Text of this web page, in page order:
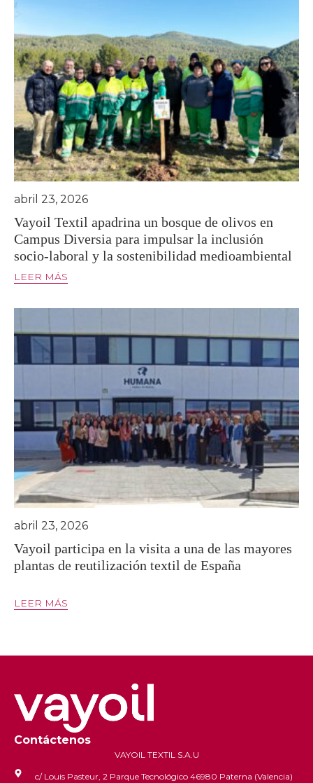
Vayoil Textil apadrina un bosque de olivos en
Campus Diversia para impulsar la inclusión
socio-laboral y la sostenibilidad medioambiental
abril 23, 2026
LEER MÁS
Vayoil participa en la visita a una de las mayores
plantas de reutilización textil de España
abril 23, 2026
LEER MÁS
Contáctenos
VAYOIL TEXTIL S.A.U
c/ Louis Pasteur, 2 Parque Tecnológico 46980 Paterna (Valencia)